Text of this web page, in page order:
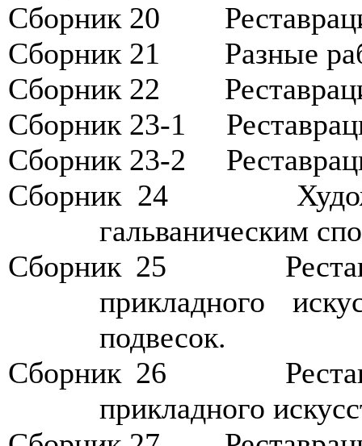
Сборник 20 Р
Сборник 21 Разные
Сборник 22 Р
Сборник 23-1 Р
Сборник 23-2 Р
Сборник 24 Х
гальваническим
Сборник 25 Р
прикладного
подвесок.
Сборник 26 Р
прикладного